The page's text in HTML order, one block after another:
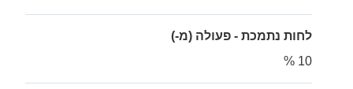
לחות נתמכת - פעולה (מ-)
10 %